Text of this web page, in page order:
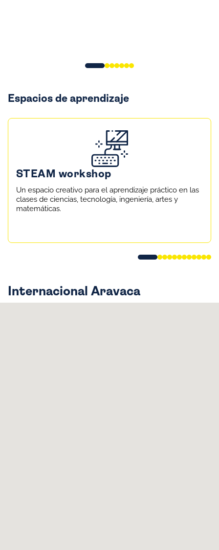
Espacios de aprendizaje
STEAM workshop
Un espacio creativo para el aprendizaje práctico en las
clases de ciencias, tecnología, ingeniería, artes y
matemáticas.
Internacional Aravaca